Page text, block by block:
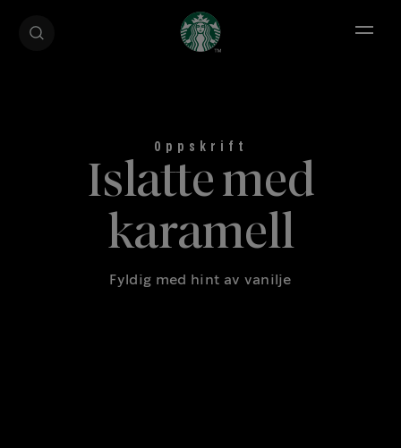
Open
Islatte med
karamell
Fyldig med hint av vanilje